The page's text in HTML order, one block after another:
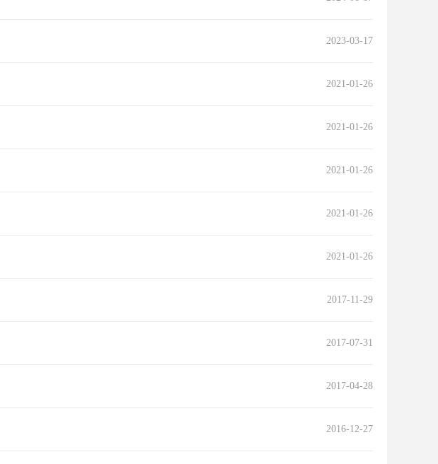
2023-03-17
2021-01-26
2021-01-26
2021-01-26
2021-01-26
2021-01-26
2017-11-29
2017-07-31
2017-04-28
2016-12-27